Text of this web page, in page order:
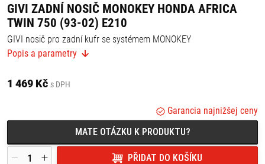
GIVI ZADNÍ NOSIČ MONOKEY HONDA AFRICA
TWIN 750 (93-02) E210
GIVI nosič pro zadní kufr se systémem MONOKEY
Plotna MONOKEY je součástí balení.
Vhodné pro:
Popis a parametry
1 469 Kč s DPH
Garancia najnižšej ceny
MATE OTÁZKU K PRODUKTU?
PŘIDAT DO KOŠÍKU